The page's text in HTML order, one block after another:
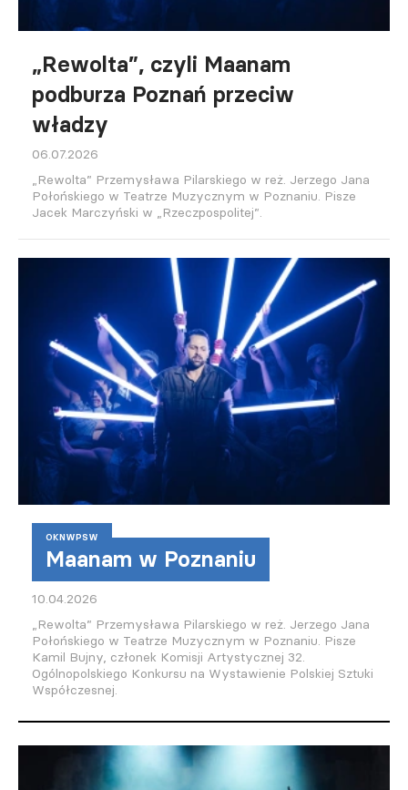
„Rewolta”, czyli Maanam
podburza Poznań przeciw
władzy
06.07.2026
„Rewolta” Przemysława Pilarskiego w reż. Jerzego Jana
Połońskiego w Teatrze Muzycznym w Poznaniu. Pisze
Jacek Marczyński w „Rzeczpospolitej”.
OKNWPSW
Maanam w Poznaniu
10.04.2026
„Rewolta” Przemysława Pilarskiego w reż. Jerzego Jana
Połońskiego w Teatrze Muzycznym w Poznaniu. Pisze
Kamil Bujny, członek Komisji Artystycznej 32.
Ogólnopolskiego Konkursu na Wystawienie Polskiej Sztuki
Współczesnej.